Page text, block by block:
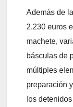
Además de
2.230 euros
machete,
básculas de
múltiples
preparación
los